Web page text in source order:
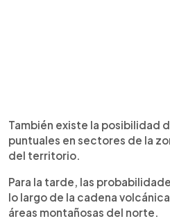
También existe la posibilidad
puntuales en sectores de la
del territorio.
Para la tarde, las
lo largo de la cadena
áreas montañosas del norte.